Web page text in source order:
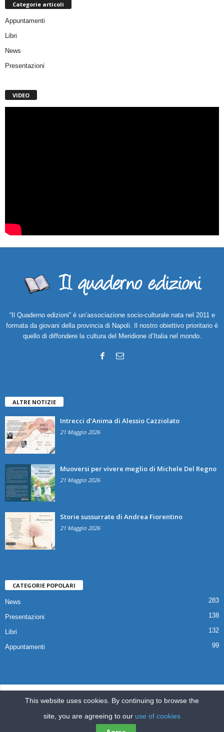
Categorie articoli
Appuntamenti
Libri
News
Presentazioni
VIDEO
“Il Quaderno edizioni” è un’associazione socio-culturale nata nel 2011 e
formata da giovani della provincia di Napoli. Il nostro obiettivo prioritario è
quello di diffondere la cultura del Meridione d’Italia nel mondo.
ALTRE NOTIZIE
Intrecci d’Anima di Alessio Cazziolato
21 Maggio 2026
Muoversi per vivere meglio di Michele Del Regno
21 Maggio 2026
Storie sussurrate di Andrea Fiorentino
21 Maggio 2026
CATEGORIE POPOLARI
News 283
Presentazioni 138
Libri 132
Appuntamenti 99
Home
Pubblicazioni Appuntamenti Libri
News
This website uses cookies. By continuing to browse the
site, you are agreeing to our use of cookies